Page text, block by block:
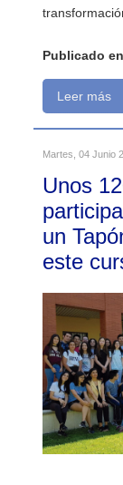
Publicado en
Leer más
Martes, 04 Junio
Unos
un
este